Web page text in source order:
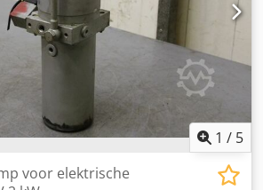
1 / 5
voor elektrische